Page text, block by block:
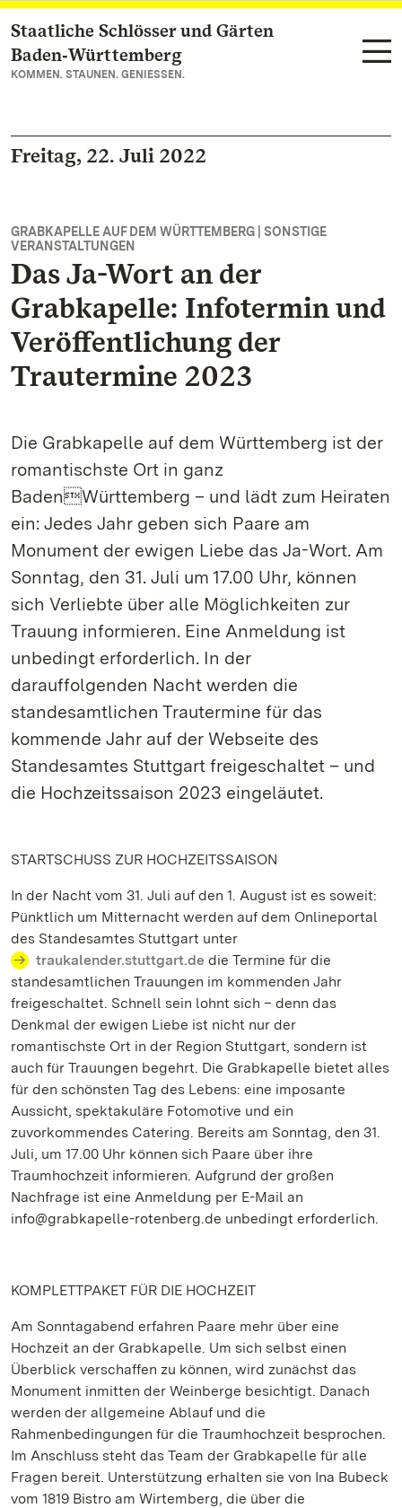
Zum Hauptinhalt springen
Staatliche Schlösser und Gärten
Baden‑Württemberg
KOMMEN. STAUNEN. GENIESSEN.
Freitag, 22. Juli 2022
GRABKAPELLE AUF DEM WÜRTTEMBERG | SONSTIGE
VERANSTALTUNGEN
Das Ja-Wort an der
Grabkapelle: Infotermin und
Veröffentlichung der
Trautermine 2023
Die Grabkapelle auf dem Württemberg ist der
romantischste Ort in ganz
BadenWürttemberg – und lädt zum Heiraten
ein: Jedes Jahr geben sich Paare am
Monument der ewigen Liebe das Ja-Wort. Am
Sonntag, den 31. Juli um 17.00 Uhr, können
sich Verliebte über alle Möglichkeiten zur
Trauung informieren. Eine Anmeldung ist
unbedingt erforderlich. In der
darauffolgenden Nacht werden die
standesamtlichen Trautermine für das
kommende Jahr auf der Webseite des
Standesamtes Stuttgart freigeschaltet – und
die Hochzeitssaison 2023 eingeläutet.
STARTSCHUSS ZUR HOCHZEITSSAISON
In der Nacht vom 31. Juli auf den 1. August ist es soweit:
Pünktlich um Mitternacht werden auf dem Onlineportal
des Standesamtes Stuttgart unter
traukalender.stuttgart.de die Termine für die
standesamtlichen Trauungen im kommenden Jahr
freigeschaltet. Schnell sein lohnt sich – denn das
Denkmal der ewigen Liebe ist nicht nur der
romantischste Ort in der Region Stuttgart, sondern ist
auch für Trauungen begehrt. Die Grabkapelle bietet alles
für den schönsten Tag des Lebens: eine imposante
Aussicht, spektakuläre Fotomotive und ein
zuvorkommendes Catering. Bereits am Sonntag, den 31.
Juli, um 17.00 Uhr können sich Paare über ihre
Traumhochzeit informieren. Aufgrund der großen
Nachfrage ist eine Anmeldung per E-Mail an
info@grabkapelle-rotenberg.de unbedingt erforderlich.
KOMPLETTPAKET FÜR DIE HOCHZEIT
Am Sonntagabend erfahren Paare mehr über eine
Hochzeit an der Grabkapelle. Um sich selbst einen
Überblick verschaffen zu können, wird zunächst das
Monument inmitten der Weinberge besichtigt. Danach
werden der allgemeine Ablauf und die
Rahmenbedingungen für die Traumhochzeit besprochen.
Im Anschluss steht das Team der Grabkapelle für alle
Fragen bereit. Unterstützung erhalten sie von Ina Bubeck
vom 1819 Bistro am Wirtemberg, die über die